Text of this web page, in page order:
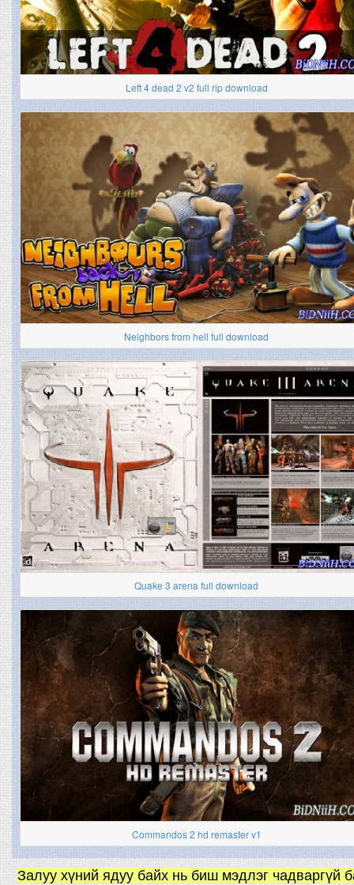
Left 4 dead 2 v2 full rip download
Neighbors from hell full download
Quake 3 arena full download
Commandos 2 hd remaster v1
Залуу хүний ядуу байх нь биш мэдлэг чадваргүй